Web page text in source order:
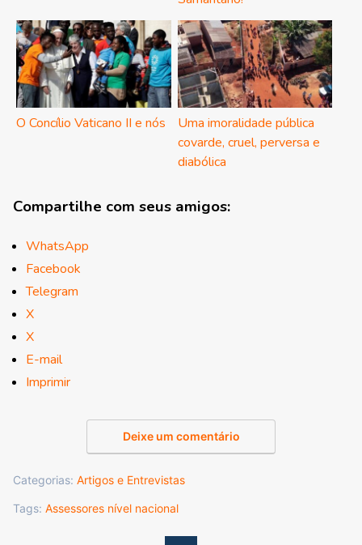
O Concílio Vaticano II e nós
Uma imoralidade pública
covarde, cruel, perversa e
diabólica
Compartilhe com seus amigos:
WhatsApp
Facebook
Telegram
X
X
E-mail
Imprimir
Deixe um comentário
Categorias: Artigos e Entrevistas
Tags: Assessores nível nacional